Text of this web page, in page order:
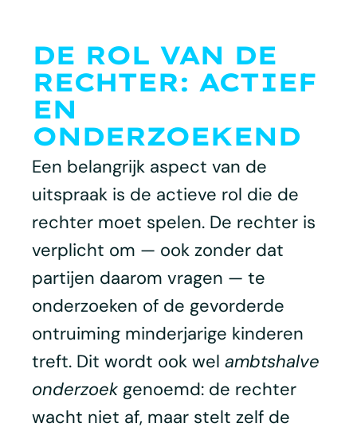
DE ROL VAN DE
RECHTER: ACTIEF
EN
ONDERZOEKEND
Een belangrijk aspect van de
uitspraak is de actieve rol die de
rechter moet spelen. De rechter is
verplicht om — ook zonder dat
partijen daarom vragen — te
onderzoeken of de gevorderde
ontruiming minderjarige kinderen
treft. Dit wordt ook wel ambtshalve
onderzoek genoemd: de rechter
wacht niet af, maar stelt zelf de